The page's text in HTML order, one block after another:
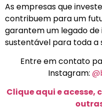
As empresas que
contribuem para um
garantem um legado
sustentável para toda a
Entre em contato
Instagram:
Clique aqui e